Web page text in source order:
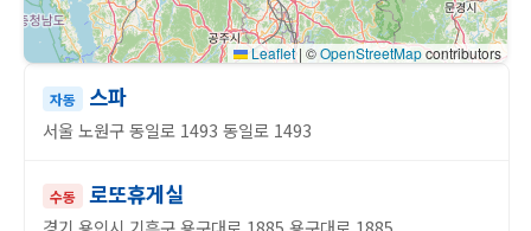
자동 스파
서울 노원구 동일로 1493 동일로 1493
수동 로또휴게실
Leaflet | ©OpenStreetMapcontributors